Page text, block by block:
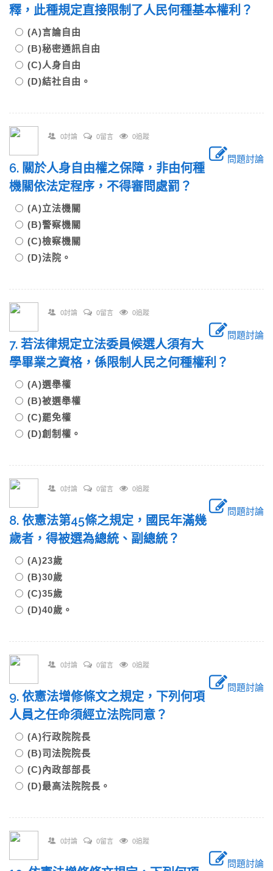
釋，此種規定直接限制了人民何種基本權利？
(A)言論自由
(B)秘密通訊自由
(C)人身自由
(D)結社自由。
0討論 0留言 0追蹤
問題討論
6. 關於人身自由權之保障，非由何種
機關依法定程序，不得審問處罰？
(A)立法機關
(B)警察機關
(C)檢察機關
(D)法院。
0討論 0留言 0追蹤
問題討論
7. 若法律規定立法委員候選人須有大
學畢業之資格，係限制人民之何種權利？
(A)選舉權
(B)被選舉權
(C)罷免權
(D)創制權。
0討論 0留言 0追蹤
問題討論
8. 依憲法第45條之規定，國民年滿幾
歲者，得被選為總統、副總統？
(A)23歲
(B)30歲
(C)35歲
(D)40歲。
0討論 0留言 0追蹤
問題討論
9. 依憲法增修條文之規定，下列何項
人員之任命須經立法院同意？
(A)行政院院長
(B)司法院院長
(C)內政部部長
(D)最高法院院長。
0討論 0留言 0追蹤
問題討論